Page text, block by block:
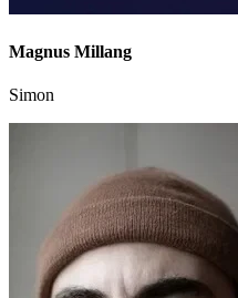
Magnus Millang
Simon